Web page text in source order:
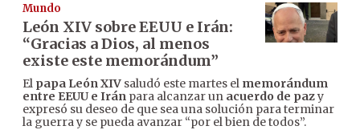
Mundo
León XIV sobre EEUU e Irán:
“Gracias a Dios, al menos
existe este memorándum”
El papa León XIV saludó este martes el memorándum
entre EEUU e Irán para alcanzar un acuerdo de pazy
expresó su deseo de que sea una solución para terminar
la guerra y se pueda avanzar “por el bien de todos”.